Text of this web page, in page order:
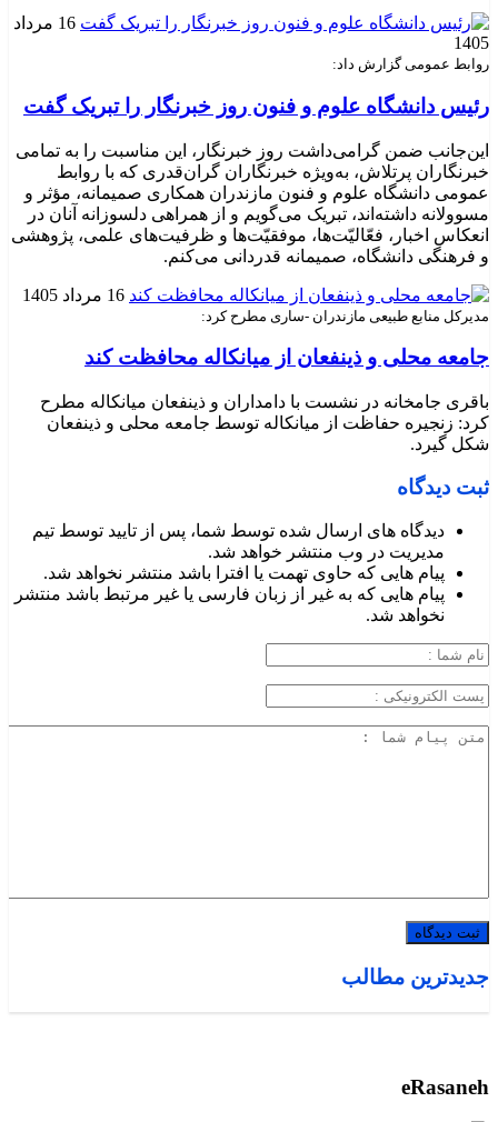
16 مرداد
1405
روابط عمومی گزارش داد:
رئیس دانشگاه علوم و فنون روز خبرنگار را تبریک گفت
این‌جانب ضمن گرامی‌داشت روز خبرنگار، این مناسبت را به تمامی
خبرنگاران پرتلاش، به‌ویژه خبرنگاران گران‌قدری که با روابط
عمومی دانشگاه علوم و فنون مازندران همکاری صمیمانه، مؤثر و
مسوولانه داشته‌اند، تبریک می‌گویم و از همراهی دلسوزانه آنان در
انعکاس اخبار، فعّالیّت‌ها، موفقیّت‌ها و ظرفیت‌های علمی، پژوهشی
و فرهنگی دانشگاه، صمیمانه قدردانی می‌کنم.
16 مرداد 1405
مدیرکل منابع طبیعی مازندران -ساری مطرح کرد:
جامعه محلی و ذینفعان از میانکاله محافظت کند
باقری جامخانه در نشست با دامداران و ذینفعان میانکاله مطرح
کرد: زنجیره حفاظت از میانکاله توسط جامعه محلی و ذینفعان
شکل گیرد.
ثبت دیدگاه
دیدگاه های ارسال شده توسط شما، پس از تایید توسط تیم
مدیریت در وب منتشر خواهد شد.
پیام هایی که حاوی تهمت یا افترا باشد منتشر نخواهد شد.
پیام هایی که به غیر از زبان فارسی یا غیر مرتبط باشد منتشر
نخواهد شد.
جدیدترین مطالب
eRasaneh